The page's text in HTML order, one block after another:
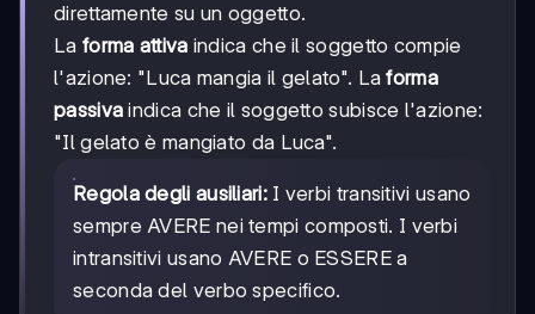
direttamente su un oggetto.
La forma attiva indica che il soggetto compie
l'azione: "Luca mangia il gelato". Laforma
passiva indica che il soggetto subisce l'azione:
"Il gelato è mangiato da Luca".
Regola degli ausiliari:I verbi transitivi usano
sempre AVERE nei tempi composti. I verbi
intransitivi usano AVERE o ESSERE a
seconda del verbo specifico.